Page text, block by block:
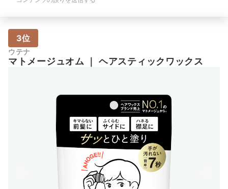
3位
ウテナ
マトメージュオム ヘアスティックワックス